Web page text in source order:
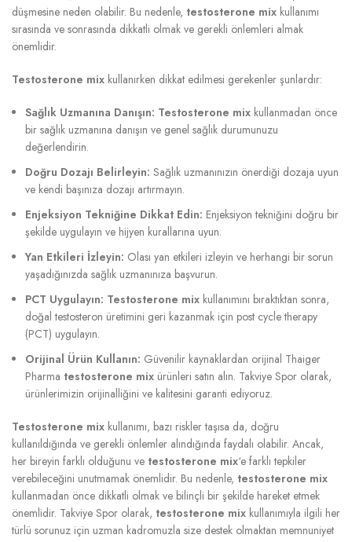
düşmesine neden olabilir. Bu nedenle, testosterone mix kullanımı
sırasında ve sonrasında dikkatli olmak ve gerekli önlemleri almak
önemlidir.
Testosterone mix kullanırken dikkat edilmesi gerekenler şunlardır:
Sağlık Uzmanına Danışın: Testosterone mix kullanmadan önce
bir sağlık uzmanına danışın ve genel sağlık durumunuzu
değerlendirin.
Doğru Dozajı Belirleyin: Sağlık uzmanınızın önerdiği dozaja uyun
ve kendi başınıza dozajı artırmayın.
Enjeksiyon Tekniğine Dikkat Edin: Enjeksiyon tekniğini doğru bir
şekilde uygulayın ve hijyen kurallarına uyun.
Yan Etkileri İzleyin: Olası yan etkileri izleyin ve herhangi bir sorun
yaşadığınızda sağlık uzmanınıza başvurun.
PCT Uygulayın: Testosterone mix kullanımını bıraktıktan sonra,
doğal testosteron üretimini geri kazanmak için post cycle therapy
(PCT) uygulayın.
Orijinal Ürün Kullanın: Güvenilir kaynaklardan orijinal Thaiger
Pharma testosterone mix ürünleri satın alın. Takviye Spor olarak,
ürünlerimizin orijinalliğini ve kalitesini garanti ediyoruz.
Testosterone mix kullanımı, bazı riskler taşısa da, doğru
kullanıldığında ve gerekli önlemler alındığında faydalı olabilir. Ancak,
her bireyin farklı olduğunu ve testosterone mix‘e farklı tepkiler
verebileceğini unutmamak önemlidir. Bu nedenle, testosterone mix
kullanmadan önce dikkatli olmak ve bilinçli bir şekilde hareket etmek
önemlidir. Takviye Spor olarak, testosterone mix kullanımıyla ilgili her
türlü sorunuz için uzman kadromuzla size destek olmaktan memnuniyet